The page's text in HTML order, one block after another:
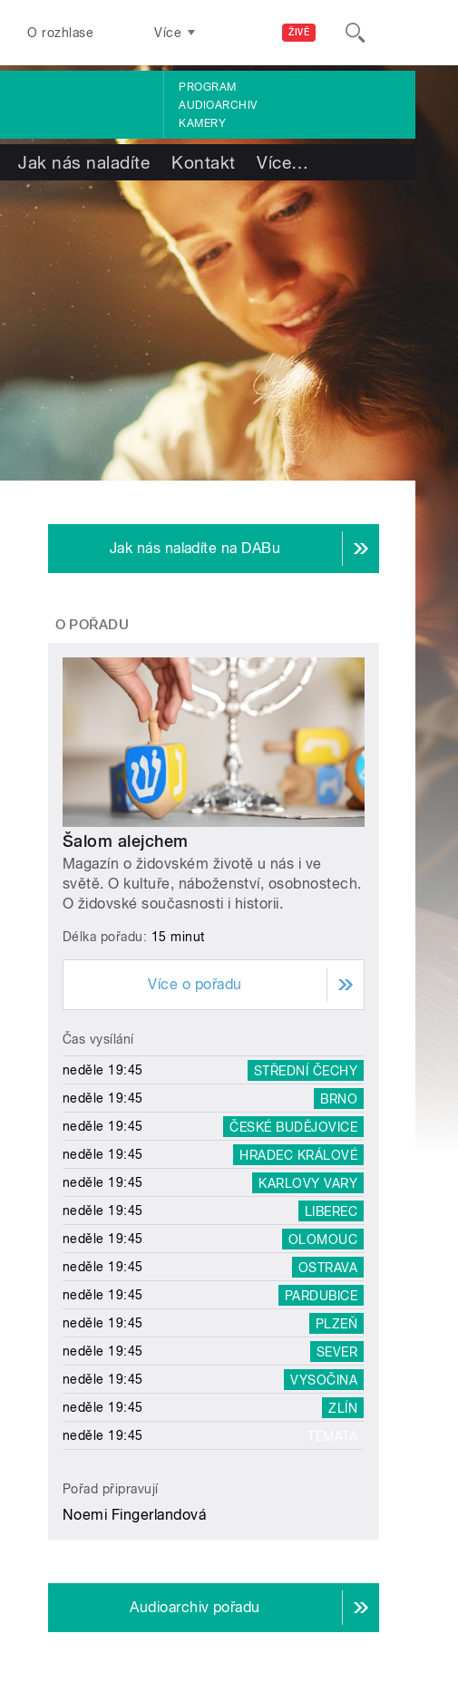
ŽIVĚ
O rozhlase Více
PROGRAM
AUDIOARCHIV
KAMERY
Jak nás naladíte Kontakt Více…
Jak nás naladíte na DABu
O POŘADU
Šalom alejchem
Magazín o židovském životě u nás i ve
světě. O kultuře, náboženství, osobnostech.
O židovské současnosti i historii.
Délka pořadu: 15 minut
Více o pořadu
Čas vysílání
neděle 19:45
STŘEDNÍ ČECHY
neděle 19:45
BRNO
neděle 19:45
ČESKÉ BUDĚJOVICE
neděle 19:45
HRADEC KRÁLOVÉ
neděle 19:45
KARLOVY VARY
neděle 19:45
LIBEREC
neděle 19:45
OLOMOUC
neděle 19:45
OSTRAVA
neděle 19:45
PARDUBICE
neděle 19:45
PLZEŇ
neděle 19:45
SEVER
neděle 19:45
VYSOČINA
neděle 19:45
ZLÍN
neděle 19:45
Pořad připravují
Noemi Fingerlandová
Audioarchiv pořadu